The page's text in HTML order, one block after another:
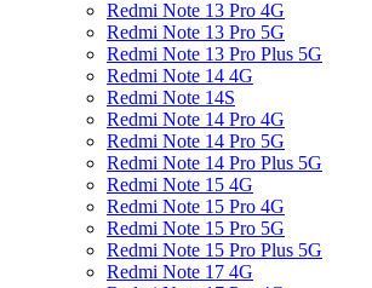
Redmi Note 13 Pro 4G
Redmi Note 13 Pro 5G
Redmi Note 13 Pro Plus 5G
Redmi Note 14 4G
Redmi Note 14S
Redmi Note 14 Pro 4G
Redmi Note 14 Pro 5G
Redmi Note 14 Pro Plus 5G
Redmi Note 15 4G
Redmi Note 15 Pro 4G
Redmi Note 15 Pro 5G
Redmi Note 15 Pro Plus 5G
Redmi Note 17 4G